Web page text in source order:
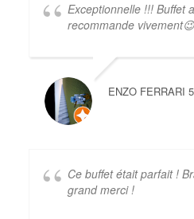
Exceptionnelle !!! Buffet
recommande vivement😉
ENZO FERRARI
Ce buffet était parfait !
grand merci !